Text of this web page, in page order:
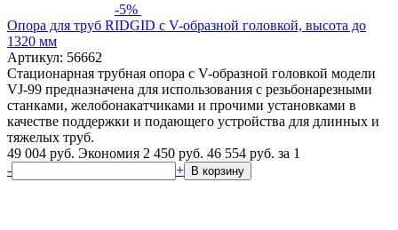
-5%
Опора для труб RIDGID c V-образной головкой, высота до
1320 мм
Артикул: 56662
Стационарная трубная опора с V-образной головкой модели
VJ-99 предназначена для использования с резьбонарезными
станками, желобонакатчиками и прочими установками в
качестве поддержки и подающего устройства для длинных и
тяжелых труб.
49 004 руб. Экономия 2 450 руб. 46 554 руб. за 1
-
+ В корзину